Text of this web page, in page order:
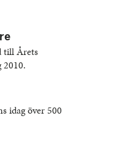
till Årets
2010.
idag över 500